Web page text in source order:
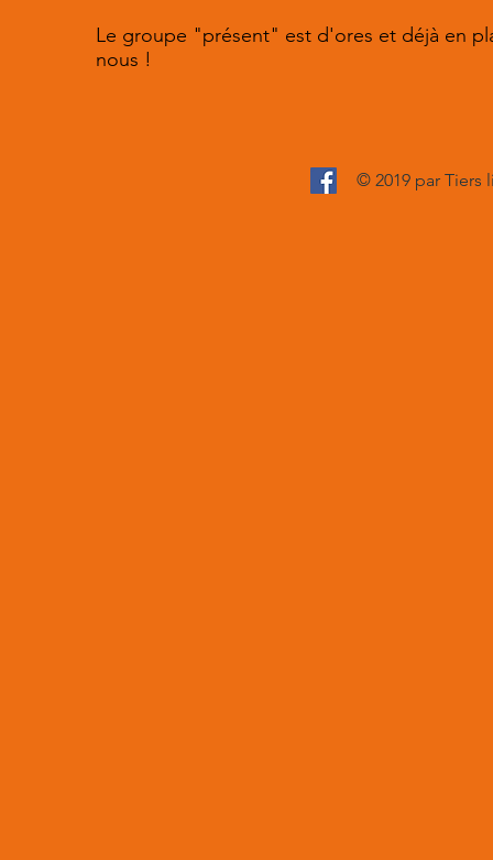
Le groupe "présent" est d'ores et déjà en
nous !
© 2019 par Tiers